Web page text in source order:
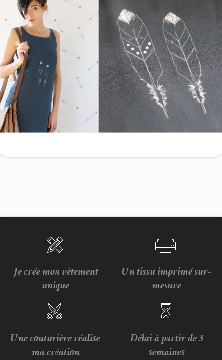
Je crée mon vêtement
unique
Un tissu imprimé sur-
mesure
Une couturière réalise
ma création
Délai à partir de 3
semaines